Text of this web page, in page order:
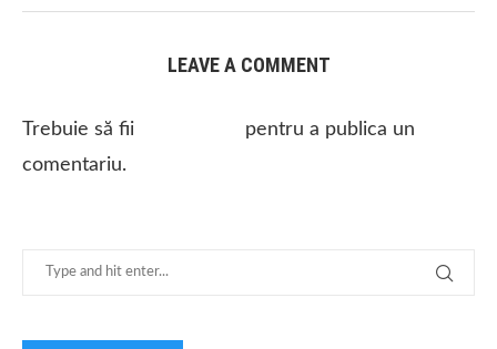
LEAVE A COMMENT
Trebuie să fii
pentru a publica un
comentariu.